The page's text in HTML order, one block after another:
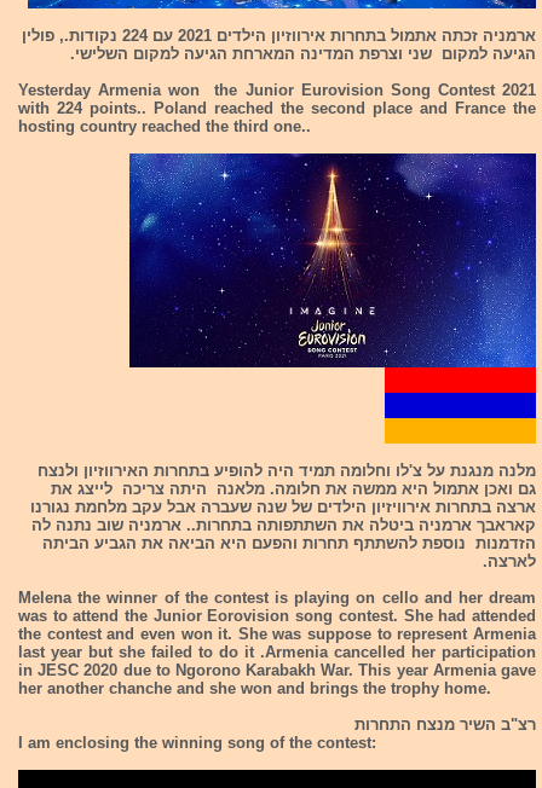
ארמניה זכתה אתמול בתחרות אירווזיון הילדים 2021 עם 224 נקודות., פולין
הגיעה למקום שני וצרפת המדינה המארחת הגיעה למקום השלישי.
Yesterday Armenia won the Junior Eurovision Song Contest 2021
with 224 points.. Poland reached the second place and France the
hosting country reached the third one..
מלנה מנגנת על צ'לו וחלומה תמיד היה להופיע בתחרות האירווזיון ולנצח
גם ואכן אתמול היא ממשה את חלומה. מלאנה היתה צריכה לייצג את
ארצה בתחרות אירוויזיון הילדים של שנה שעברה אבל עקב מלחמת נגורנו
קאראבך ארמניה ביטלה את השתתפותה בתחרות.. ארמניה שוב נתנה לה
הזדמנות נוספת להשתתף תחרות והפעם היא הביאה את הגביע הביתה
לארצה.
Melena the winner of the contest is playing on cello and her dream
was to attend the Junior Eorovision song contest. She had attended
the contest and even won it. She was suppose to represent Armenia
last year but she failed to do it .Armenia cancelled her participation
in JESC 2020 due to Ngorono Karabakh War. This year Armenia gave
her another chanche and she won and brings the trophy home.
רצ"ב השיר מנצח התחרות
I am enclosing the winning song of the contest: